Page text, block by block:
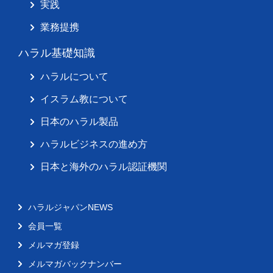
実践
業務提携
ハラル基礎知識
ハラルについて
イスラム教について
日本のハラル製品
ハラルビジネスの進め方
日本と海外のハラル認証機関
ハラルジャパンNEWS
会員一覧
メルマガ登録
メルマガバックナンバー